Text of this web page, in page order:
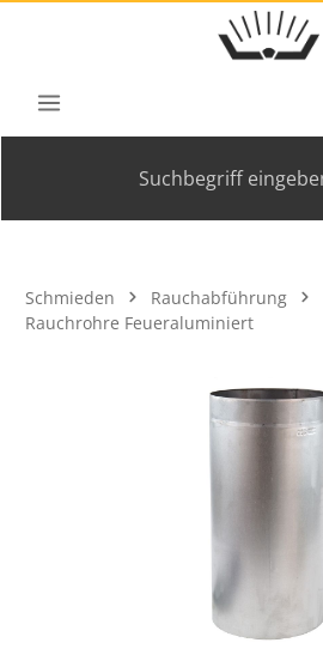
Zum Hauptinhalt springen
Schmieden Rauchabführung
Rauchrohre Feueraluminiert
Bildergalerie überspringen